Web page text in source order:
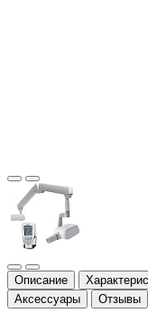
Описание
Аксессуары
Отзывы